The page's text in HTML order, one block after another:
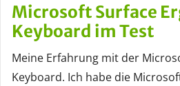
Microsoft Surface
Keyboard im Test
Meine Erfahrung mit der
Keyboard. Ich habe die